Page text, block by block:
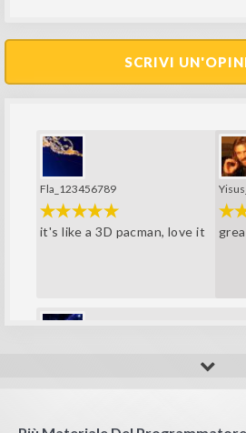
SCRIVI
Fla_123456789
it's like a 3D pacman, love it